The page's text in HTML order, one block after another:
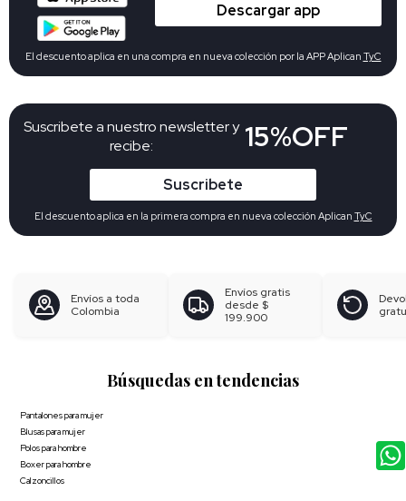
Suscribete a nuestro newsletter y
recibe:
15%OFF
Suscribete
El descuento aplica en la primera compra en nueva colección Aplican TyC
Descargar app
El descuento aplica en una compra en nueva colección por la APP Aplican TyC
Envíos a toda
Colombia
Envíos gratis
desde $
199.900
Búsquedas en tendencias
Pantalones para mujer
Blusas para mujer
Polos para hombre
Boxer para hombre
Calzoncillos